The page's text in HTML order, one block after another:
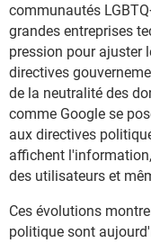
communautés
grandes entreprises
pression pour ajuster
directives
de la neutralité des
comme Google se
aux directives
affichent
des utilisateurs et
Ces évolutions
politique sont